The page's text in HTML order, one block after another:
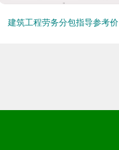
建筑工程劳务分包指导参考价